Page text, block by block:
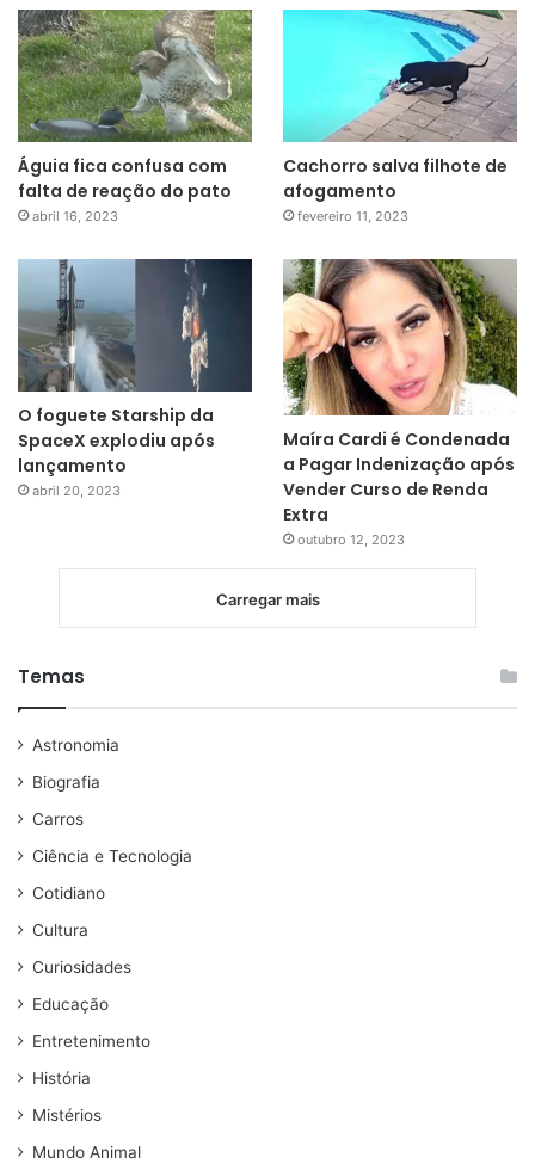
Águia fica confusa com
falta de reação do pato
abril 16, 2023
Cachorro salva filhote de
afogamento
fevereiro 11, 2023
O foguete Starship da
SpaceX explodiu após
lançamento
abril 20, 2023
Maíra Cardi é Condenada
a Pagar Indenização após
Vender Curso de Renda
Extra
outubro 12, 2023
Carregar mais
Temas
Astronomia
Biografia
Carros
Ciência e Tecnologia
Cotidiano
Cultura
Curiosidades
Educação
Entretenimento
História
Mistérios
Mundo Animal